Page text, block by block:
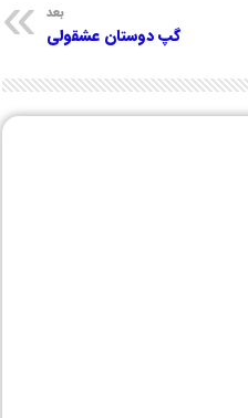
بعد
گپ دوستان عشقولی